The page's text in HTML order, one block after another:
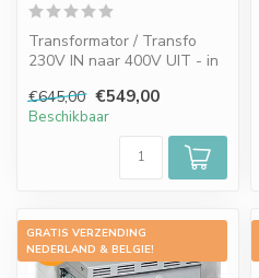
Transformator / Transfo
230V IN naar 400V UIT - in
€645,00 €549,00
Beschikbaar
GRATIS VERZENDING
NEDERLAND & BELGIE!
-15%